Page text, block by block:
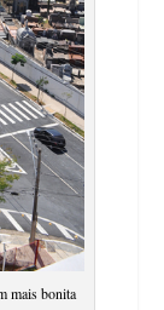
mais bonita